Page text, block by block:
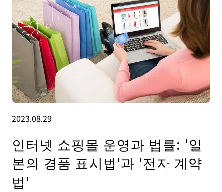
2023.08.29
인터넷 쇼핑몰 운영과 법률: '일
본의 경품 표시법'과 '전자 계약
법'